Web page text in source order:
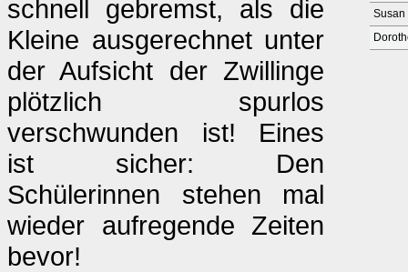
schnell gebremst, als die
Kleine ausgerechnet unter
der Aufsicht der Zwillinge
plötzlich spurlos
verschwunden ist! Eines
ist sicher: Den
Schülerinnen stehen mal
wieder aufregende Zeiten
bevor!
Susan